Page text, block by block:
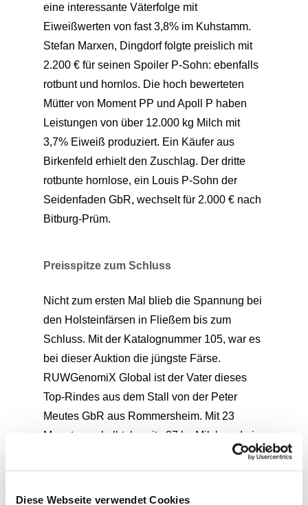
Diese Webseite verwendet Cookies
eine interessante Väterfolge mit
Eiweißwerten von fast 3,8% im Kuhstamm.
Stefan Marxen, Dingdorf folgte preislich mit
2.200 € für seinen Spoiler P-Sohn: ebenfalls
rotbunt und hornlos. Die hoch bewerteten
Mütter von Moment PP und Apoll P haben
Leistungen von über 12.000 kg Milch mit
3,7% Eiweiß produziert. Ein Käufer aus
Birkenfeld erhielt den Zuschlag. Der dritte
rotbunte hornlose, ein Louis P-Sohn der
Seidenfaden GbR, wechselt für 2.000 € nach
Bitburg-Prüm.
Preisspitze zum Schluss
Nicht zum ersten Mal blieb die Spannung bei
den Holsteinfärsen in Fließem bis zum
Schluss. Mit der Katalognummer 105, war es
bei dieser Auktion die jüngste Färse.
RUWGenomiX Global ist der Vater dieses
Top-Rindes aus dem Stall von der Peter
Meutes GbR aus Rommersheim. Mit 23
Monaten gekalbt, bereits 37 kg Milch und ein
Stammbaum mir sehr hohen Leistungen,
langlebig und hoch eingestuft. Nach einem